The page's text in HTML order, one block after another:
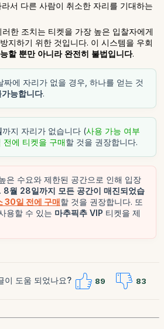
서 다른 사람이 취소한 자리를 기대하는
한 조치는 티켓을 가장 높은 입찰자에게
지하기 위한 것입니다. 이 시스템을 우회
할 뿐만 아니라 완전히 불법입니다.
짜에 자리가 없을 경우, 하나를 얻는 것
능합니다.
까지 자리가 없습니다 (사용 가능 여부
전에 티켓을 구매할 것을 권장합니다.
은 수요와 제한된 공간으로 인해 입장
8월 28일까지 모든 공간이 매진되었습
30일 전에 구매할 것을 권장합니다. 또
용할 수 있는 마추픽추 VIP 티켓을 제
이 도움 되었나요? 89 83